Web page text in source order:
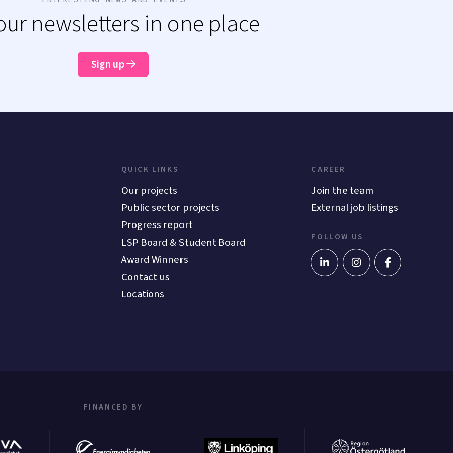
newsletters in one place
Sign up
QUICK LINKS
Our projects
Public sector projects
Progress report
LSP Board & Student Board
Award Winners
Contact us
Locations
CAREER
Join the team
External job listings
FOLLOW US
FINANCED BY